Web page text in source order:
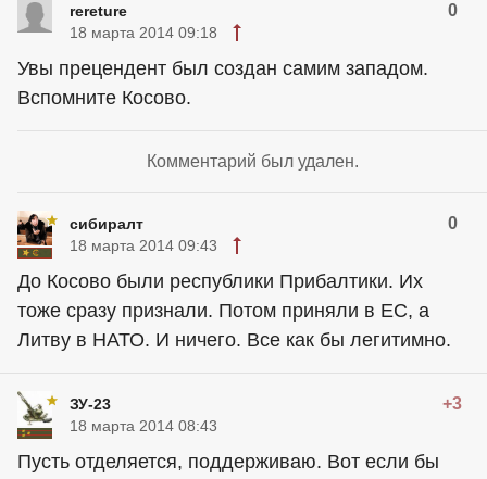
rereture 0
18 марта 2014 09:18
Увы прецендент был создан самим западом.
Вспомните Косово.
Комментарий был удален.
сибиралт 0
18 марта 2014 09:43
До Косово были республики Прибалтики. Их
тоже сразу признали. Потом приняли в ЕС, а
Литву в НАТО. И ничего. Все как бы легитимно.
ЗУ-23 +3
18 марта 2014 08:43
Пусть отделяется, поддерживаю. Вот если бы